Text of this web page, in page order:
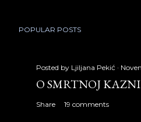
POPULAR POSTS
Posted by Ljiljana Pekić
O SMRTNOJ KAZNI
Share 19 comments